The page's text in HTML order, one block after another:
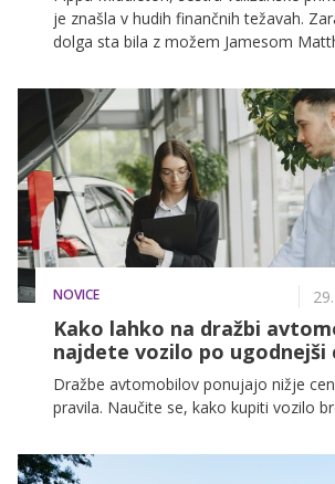
je znašla v hudih finančnih težavah.
dolga sta bila z možem Jamesom
NOVICE
Kako lahko na dražbi
najdete vozilo po ugodnejši
Dražbe avtomobilov ponujajo nižje
pravila. Naučite se, kako kupiti vozilo